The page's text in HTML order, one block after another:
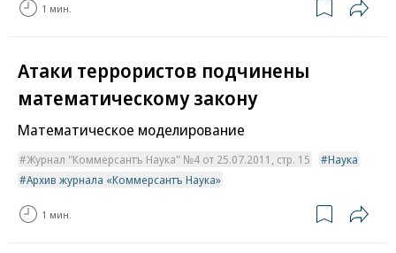
1 мин.
Атаки террористов подчинены
математическому закону
Математическое моделирование
Журнал "Коммерсантъ Наука" №4 от 25.07.2011, стр. 15
Наука
Архив журнала «Коммерсантъ Наука»
1 мин.